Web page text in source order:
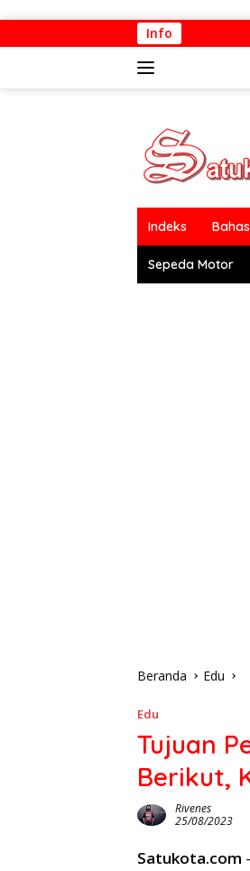
ke
Info
Indeks
Sepeda Motor
Beranda Edu
Edu
Tujuan
Berikut,
Rivenes
25/08/2023
Satukota.com